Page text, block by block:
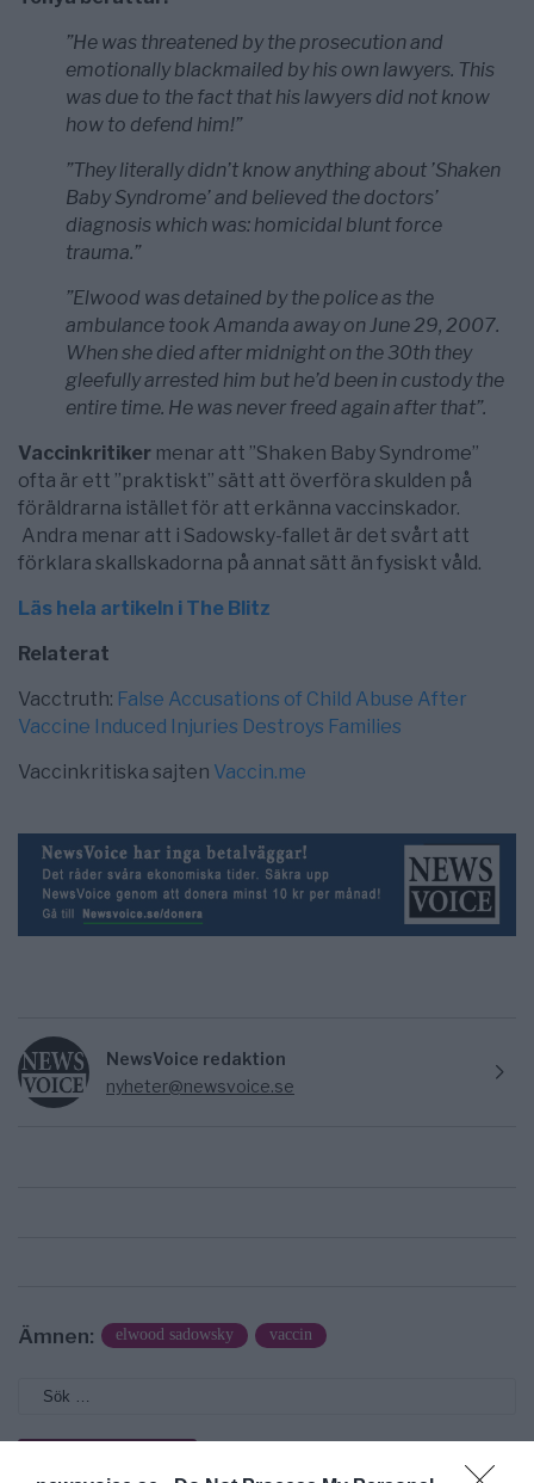
”He was threatened by the prosecution and
emotionally blackmailed by his own lawyers. This
was due to the fact that his lawyers did not know
how to defend him!”
”They literally didn’t know anything about ’Shaken
Baby Syndrome’ and believed the doctors’
diagnosis which was: homicidal blunt force
trauma.”
”Elwood was detained by the police as the
ambulance took Amanda away on June 29, 2007.
When she died after midnight on the 30th they
gleefully arrested him but he’d been in custody the
entire time. He was never freed again after that”.
Vaccinkritiker menar att ”Shaken Baby Syndrome”
ofta är ett ”praktiskt” sätt att överföra skulden på
föräldrarna istället för att erkänna vaccinskador.
Andra menar att i Sadowsky-fallet är det svårt att
förklara skallskadorna på annat sätt än fysiskt våld.
Läs hela artikeln i The Blitz
Relaterat
Vacctruth: False Accusations of Child Abuse After
Vaccine Induced Injuries Destroys Families
Vaccinkritiska sajten Vaccin.me
NewsVoice redaktion
nyheter@newsvoice.se
Ämnen: elwood sadowsky vaccin